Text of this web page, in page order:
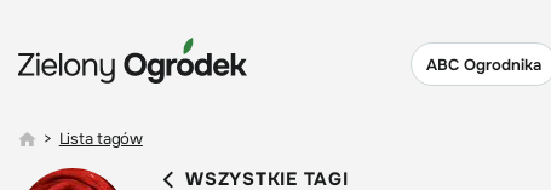
ABC Ogrodnika
> Lista tagów
WSZYSTKIE TAGI